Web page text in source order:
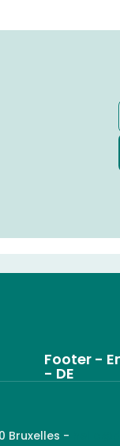
Footer -
- DE
Bruxelles -